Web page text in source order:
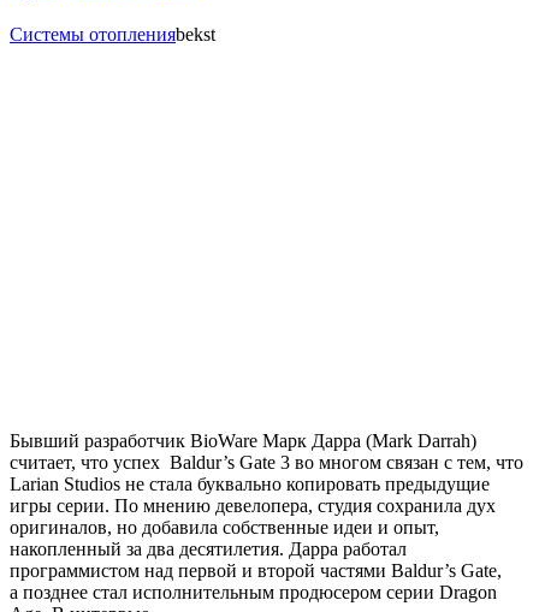
Системы отопленияbekst
Бывший разработчик BioWare Марк Дарра (Mark Darrah)
считает, что успех Baldur’s Gate 3 во многом связан с тем, что
Larian Studios не стала буквально копировать предыдущие
игры серии. По мнению девелопера, студия сохранила дух
оригиналов, но добавила собственные идеи и опыт,
накопленный за два десятилетия. Дарра работал
программистом над первой и второй частями Baldur’s Gate,
а позднее стал исполнительным продюсером серии Dragon